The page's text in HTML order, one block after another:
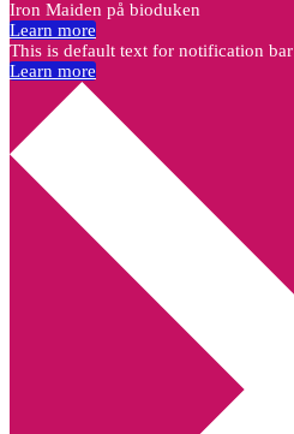
Iron Maiden på bioduken
Learn more
This is default text for notification bar
Learn more